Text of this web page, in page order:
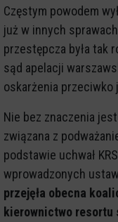
Częstym powodem
już w innych
przestępcza była tak
sąd apelacji
oskarżenia przeciwko
Nie bez znaczenia
związana z
podstawie uchwał
wprowadzonych
przejęła obecna
kierownictwo resortu